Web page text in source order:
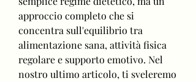
approccio completo che si
concentra sull'equilibrio tra
alimentazione sana, attività fisica
regolare e supporto emotivo. Nel
nostro ultimo articolo, ti sveleremo